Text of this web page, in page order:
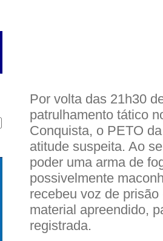
Por volta das 21h30
patrulhamento tático
Conquista, o PETO
atitude suspeita. Ao
poder uma arma de
possivelmente
recebeu voz de
material apreendido,
registrada.